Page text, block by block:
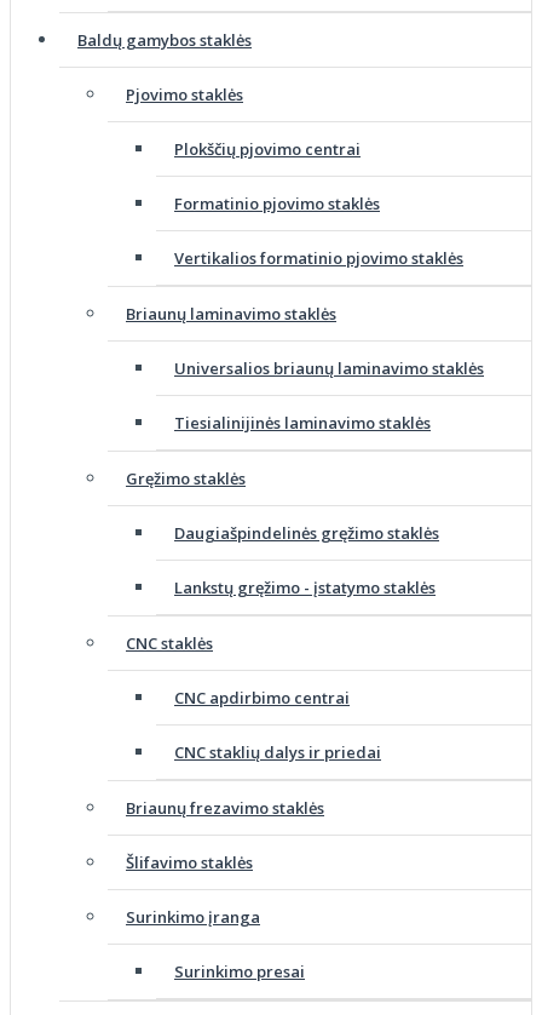
Baldų gamybos staklės
Pjovimo staklės
Plokščių pjovimo centrai
Formatinio pjovimo staklės
Vertikalios formatinio pjovimo staklės
Briaunų laminavimo staklės
Universalios briaunų laminavimo staklės
Tiesialinijinės laminavimo staklės
Gręžimo staklės
Daugiašpindelinės gręžimo staklės
Lankstų gręžimo - įstatymo staklės
CNC staklės
CNC apdirbimo centrai
CNC staklių dalys ir priedai
Briaunų frezavimo staklės
Šlifavimo staklės
Surinkimo įranga
Surinkimo presai